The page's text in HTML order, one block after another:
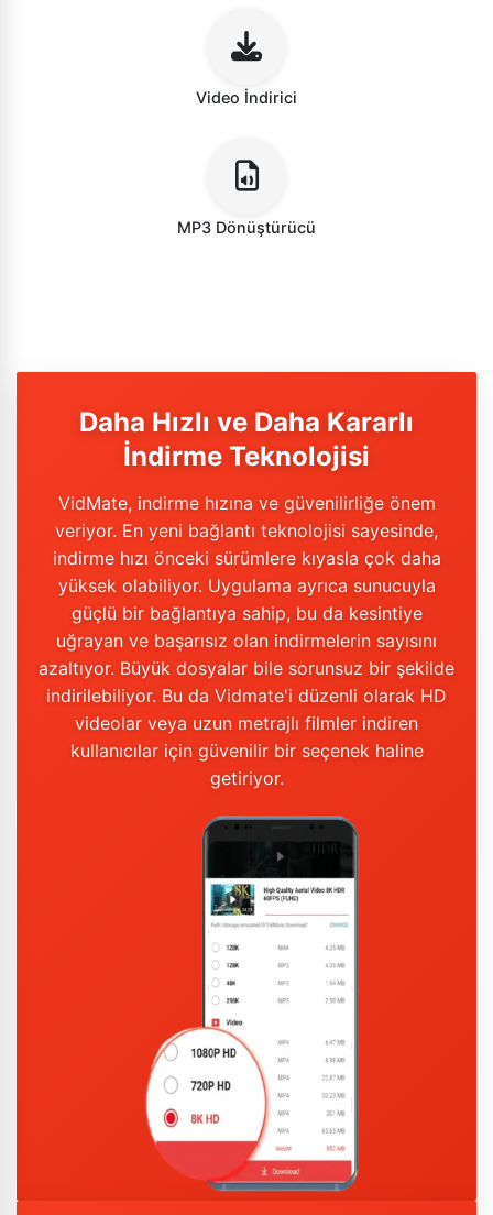
Video İndirici
MP3 Dönüştürücü
Daha Hızlı ve Daha Kararlı
İndirme Teknolojisi
VidMate, indirme hızına ve güvenilirliğe önem
veriyor. En yeni bağlantı teknolojisi sayesinde,
indirme hızı önceki sürümlere kıyasla çok daha
yüksek olabiliyor. Uygulama ayrıca sunucuyla
güçlü bir bağlantıya sahip, bu da kesintiye
uğrayan ve başarısız olan indirmelerin sayısını
azaltıyor. Büyük dosyalar bile sorunsuz bir şekilde
indirilebiliyor. Bu da Vidmate'i düzenli olarak HD
videolar veya uzun metrajlı filmler indiren
kullanıcılar için güvenilir bir seçenek haline
getiriyor.